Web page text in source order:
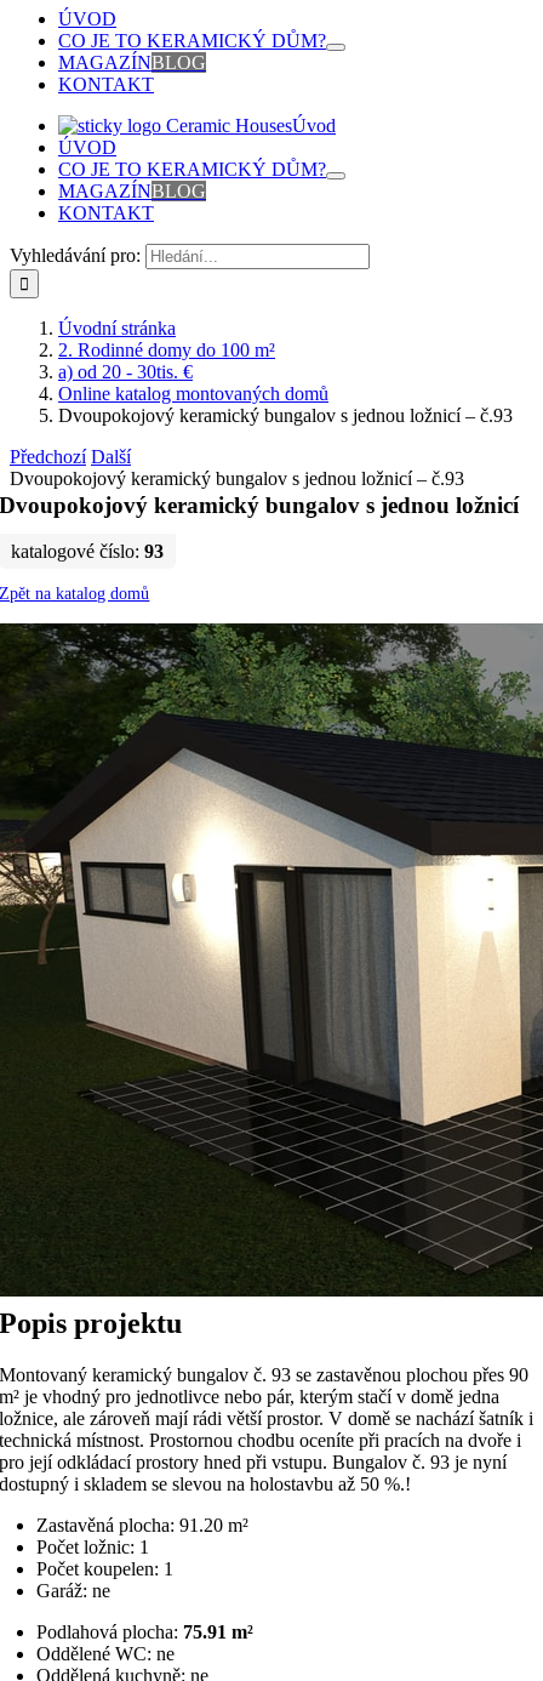
ÚVOD
CO JE TO KERAMICKÝ DŮM?
MAGAZÍNBLOG
KONTAKT
Úvod
ÚVOD
CO JE TO KERAMICKÝ DŮM?
MAGAZÍNBLOG
KONTAKT
Vyhledávání pro:
Úvodní stránka
2. Rodinné domy do 100 m²
a) od 20 - 30tis. €
Online katalog montovaných domů
Dvoupokojový keramický bungalov s jednou ložnicí – č.93
Předchozí Další
Dvoupokojový keramický bungalov s jednou ložnicí – č.93
Dvoupokojový keramický bungalov s jednou ložnicí
katalogové číslo:93
Zpět na katalog domů
Popis projektu
Montovaný keramický bungalov č. 93 se zastavěnou plochou přes 90
m² je vhodný pro jednotlivce nebo pár, kterým stačí v domě jedna
ložnice, ale zároveň mají rádi větší prostor. V domě se nachází šatník i
technická místnost. Prostornou chodbu oceníte při pracích na dvoře i
pro její odkládací prostory hned při vstupu. Bungalov č. 93 je nyní
dostupný i skladem se slevou na holostavbu až 50 %.!
Zastavěná plocha: 91.20 m²
Počet ložnic: 1
Počet koupelen: 1
Garáž: ne
Podlahová plocha: 75.91 m²
Oddělené WC: ne
Oddělená kuchyně: ne